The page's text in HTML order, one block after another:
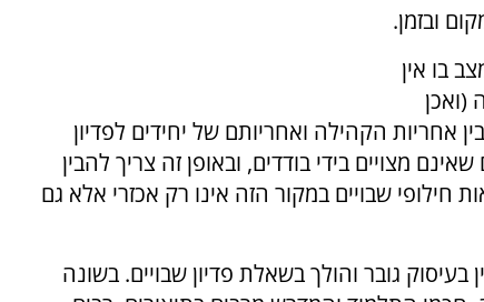
ובזמן.
בו אין
(ואכן
אחריות הקהילה ואחריותם של יחידים לפדיון
מצויים בידי בודדים, ובאופן זה צריך להבין
שבויים במקור הזה אינו רק אכזרי אלא גם
גובר והולך בשאלת פדיון שבויים. בשונה